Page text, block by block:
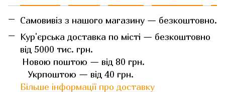
Самовивіз з нашого магазину — безкоштовно.
Кур'єрська доставка по місті — безкоштовно
від 5000 тис. грн.
Новою поштою — від 80 грн.
Укрпоштою — від 40 грн.
Більше інформації про доставку